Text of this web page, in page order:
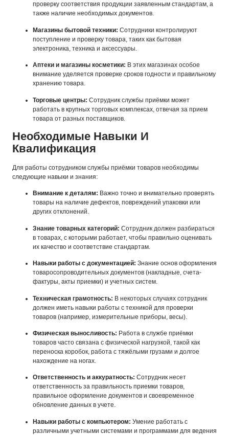
проверку соответствия продукции заявленным стандартам, а
также наличие необходимых документов.
Магазины бытовой техники: Сотрудники контролируют
поступление и проверку товара, таких как бытовая
электроника, техника и аксессуары.
Аптеки и магазины косметики: В этих магазинах особое
внимание уделяется проверке сроков годности и правильному
хранению товара.
Торговые центры: Сотрудник службы приёмки может
работать в крупных торговых комплексах, отвечая за прием
товара от разных поставщиков.
Необходимые Навыки И
Квалификация
Для работы сотрудником службы приёмки товаров необходимы
следующие навыки и знания:
Внимание к деталям: Важно точно и внимательно проверять
товары на наличие дефектов, повреждений упаковки или
других отклонений.
Знание товарных категорий: Сотрудник должен разбираться
в товарах, с которыми работает, чтобы правильно оценивать
их качество и соответствие стандартам.
Навыки работы с документацией: Знание основ оформления
товаросопроводительных документов (накладные, счета-
фактуры, акты приемки) и учетных систем.
Техническая грамотность: В некоторых случаях сотрудник
должен иметь навыки работы с техникой для проверки
товаров (например, измерительные приборы, весы).
Физическая выносливость: Работа в службе приёмки
товаров часто связана с физической нагрузкой, такой как
переноска коробок, работа с тяжёлыми грузами и долгое
нахождение на ногах.
Ответственность и аккуратность: Сотрудник несет
ответственность за правильность приемки товаров,
правильное оформление документов и своевременное
обновление данных в учете.
Навыки работы с компьютером: Умение работать с
различными учетными системами и программами для ведения